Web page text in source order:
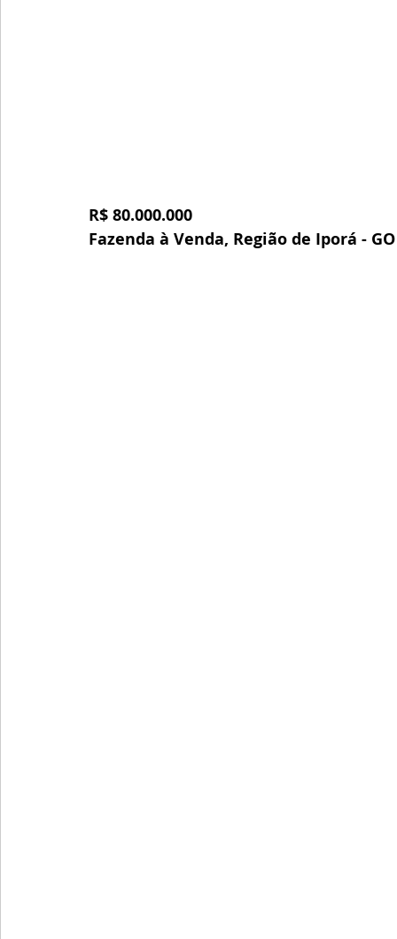
R$ 80.000.000
Fazenda à Venda, Região de Iporá - GO